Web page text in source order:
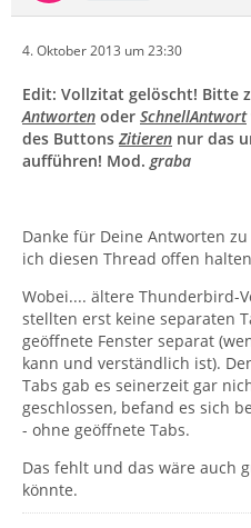
4. Oktober 2013 um 23:30
Edit: Vollzitat gelöscht! Bitte
Antworten oder SchnellAntwort
des ButtonsZitieren nur das
aufführen! Mod. graba
Danke für Deine Antworten
ich diesen Thread offen
Wobei.... ältere Thunderbird-
stellten erst keine separaten
geöffnete Fenster separat
kann und verständlich ist).
Tabs gab es seinerzeit gar
geschlossen, befand es sich
- ohne geöffnete Tabs.
Das fehlt und das wäre auch
könnte.